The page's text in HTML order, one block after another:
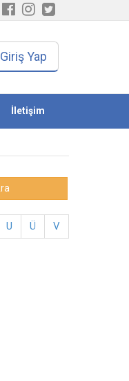
Giriş Yap
İletişim
U Ü
V